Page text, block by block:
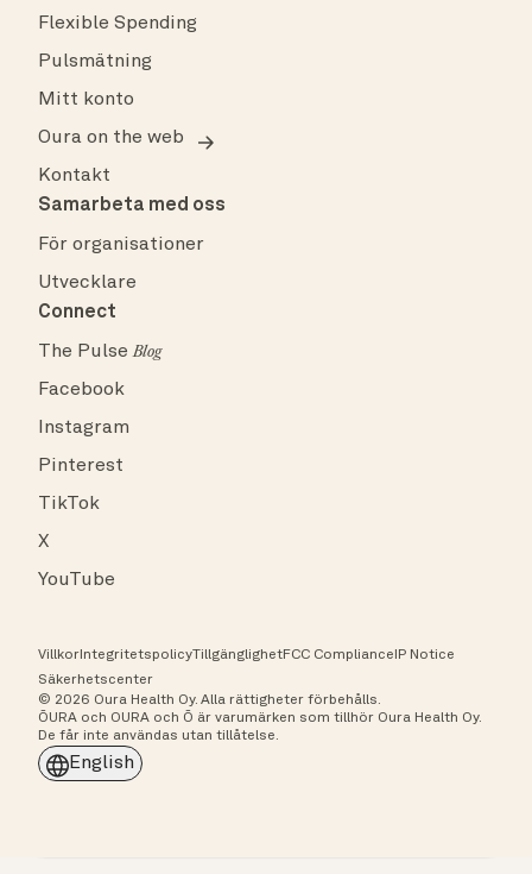
Flexible Spending
Pulsmätning
Mitt konto
Oura on the web
Kontakt
Samarbeta med oss
För organisationer
Utvecklare
Connect
The PulseBlog
Facebook
Instagram
Pinterest
TikTok
X
YouTube
Villkor IntegritetspolicyTillgänglighetFCC Compliance IP Notice
Säkerhetscenter
© 2026 Oura Health Oy. Alla rättigheter förbehålls.
ŌURA och OURA och Ō är varumärken som tillhör Oura Health Oy.
De får inte användas utan tillåtelse.
English